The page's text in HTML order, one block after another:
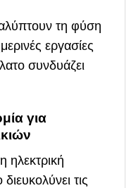
τη φύση
εργασίες
συνδυάζει
για
ηλεκτρική
τις